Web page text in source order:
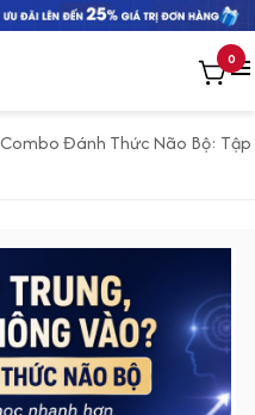
0
Combo Đánh Thức Não Bộ: Tập